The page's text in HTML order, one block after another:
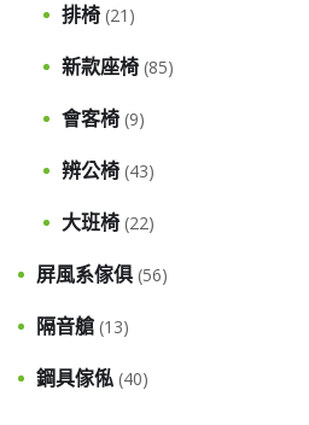
排椅 (21)
新款座椅 (85)
會客椅 (9)
辨公椅 (43)
大班椅 (22)
屏風系傢俱 (56)
隔音艙 (13)
鋼具傢俬 (40)